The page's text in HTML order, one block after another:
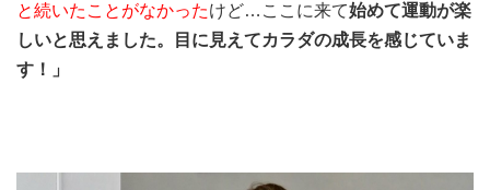
と続いたことがなかったけど…ここに来て始めて運動が楽
しいと思えました。
目に見えてカラダの成長を感じていま
す！」